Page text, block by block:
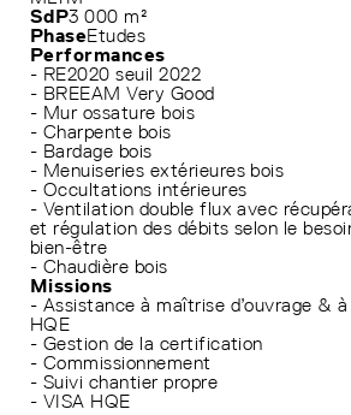
SdP3 000 m²
PhaseEtudes
Performances
- RE2020 seuil 2022
- BREEAM Very Good
- Mur ossature bois
- Charpente bois
- Bardage bois
- Menuiseries extérieures bois
- Occultations intérieures
- Ventilation double flux avec
et régulation des débits selon le
bien-être
- Chaudière bois
Missions
- Assistance à maîtrise d’ouvrage &
HQE
- Gestion de la certification
- Commissionnement
- Suivi chantier propre
- VISA HQE